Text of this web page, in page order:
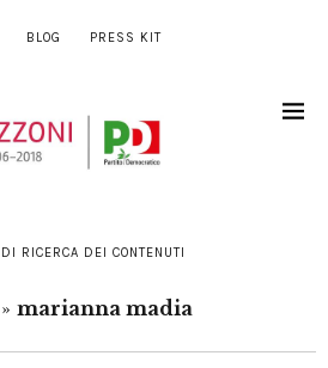
BLOG PRESS KIT
DI RICERCA DEI CONTENUTI
» marianna madia